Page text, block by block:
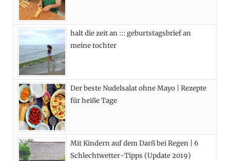
halt die zeit an ::: geburtstagsbrief an
meine tochter
Der beste Nudelsalat ohne Mayo | Rezepte
für heiße Tage
Mit Kindern auf dem Darß bei Regen | 6
Schlechtwetter-Tipps (Update 2019)